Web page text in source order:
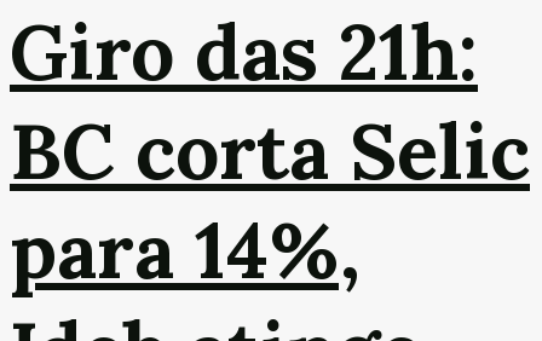
Giro das 21h:
BC corta Selic
para 14%,